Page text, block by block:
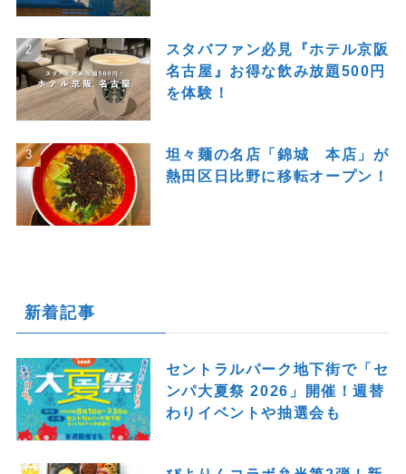
スタバファン必見『ホテル京阪
名古屋』お得な飲み放題500円
を体験！
坦々麺の名店「錦城 本店」が
熱田区日比野に移転オープン！
新着記事
セントラルパーク地下街で「セ
ンパ大夏祭 2026」開催！週替
わりイベントや抽選会も